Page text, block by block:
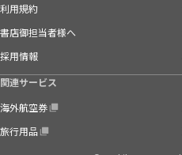
利用規約
書店御担当者様へ
採用情報
関連サービス
海外航空券
旅行用品